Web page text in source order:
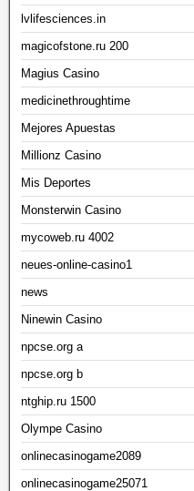
lvlifesciences.in
magicofstone.ru 200
Magius Casino
medicinethroughtime
Mejores Apuestas
Millionz Casino
Mis Deportes
Monsterwin Casino
mycoweb.ru 4002
neues-online-casino1
news
Ninewin Casino
npcse.org a
npcse.org b
ntghip.ru 1500
Olympe Casino
onlinecasinogame2089
onlinecasinogame25071